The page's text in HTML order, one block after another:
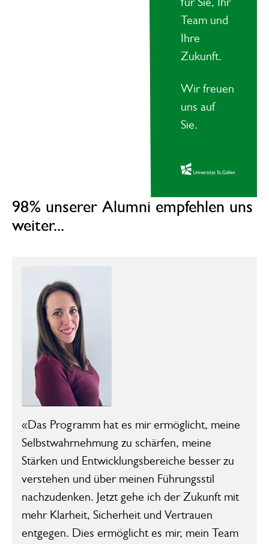
Team und
Ihre
Zukunft.
Wir freuen
uns auf
Sie.
98% unserer Alumni empfehlen uns
weiter...
«Das Programm hat es mir ermöglicht, meine
Selbstwahrnehmung zu schärfen, meine
Stärken und Entwicklungsbereiche besser zu
verstehen und über meinen Führungsstil
nachzudenken. Jetzt gehe ich der Zukunft mit
mehr Klarheit, Sicherheit und Vertrauen
entgegen. Dies ermöglicht es mir, mein Team